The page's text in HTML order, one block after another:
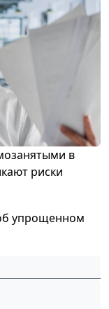
в
риски
упрощенном